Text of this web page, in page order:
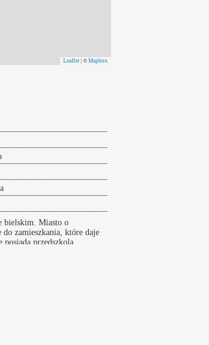
Leaflet | © Mapbox
bielskim. Miasto o
do zamieszkania, które daje
przedszkola,